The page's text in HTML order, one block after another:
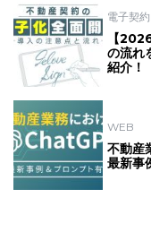
電子契約
【
の流れ
紹介！
WEB
不動産
最新事